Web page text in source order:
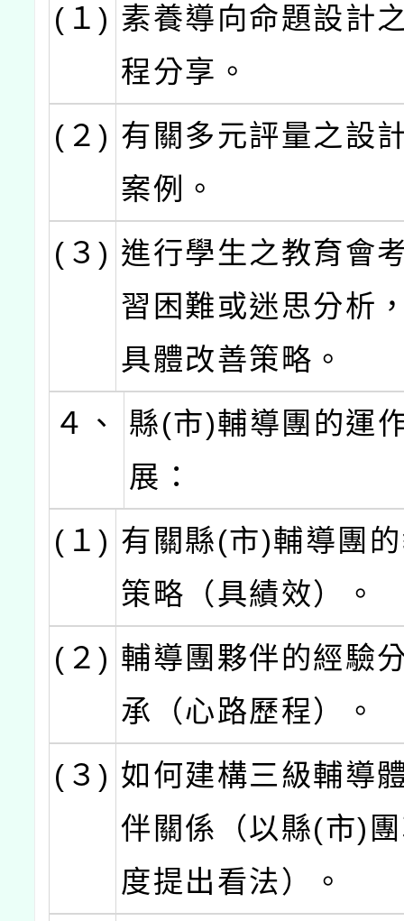
(１) 素養導向命題設計
程分享。
(２) 有關多元評量之設
案例。
(３) 進行學生之教育會
習困難或迷思分析
具體改善策略。
４、
縣(市)輔導團的運
展：
(１) 有關縣(市)輔導團
策略（具績效）。
(２) 輔導團夥伴的經驗
承（心路歷程）。
(３) 如何建構三級輔導
伴關係（以縣(市)
度提出看法）。